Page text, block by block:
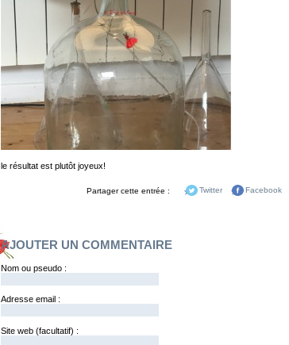
le résultat est plutôt joyeux!
Partager cette entrée : Twitter Facebook
AJOUTER UN COMMENTAIRE
Nom ou pseudo :
Adresse email :
Site web (facultatif) :